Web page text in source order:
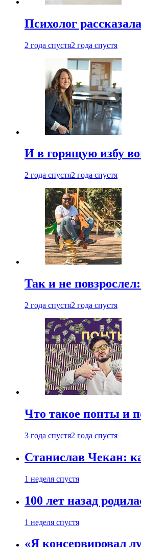
Психолог
2 года спустя2 года спустя
И в горящую избу
2 года спустя2 года спустя
Так и не
2 года спустя2 года спустя
Что такое понты и
3 года спустя2 года спустя
Станислав Чекан:
1 неделя спустя
100 лет назад
1 неделя спустя
«Я консервировал